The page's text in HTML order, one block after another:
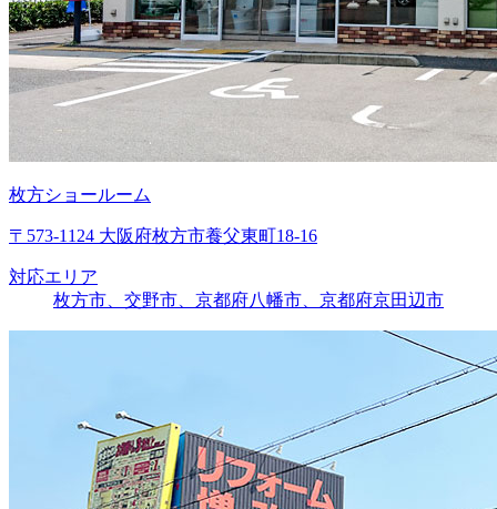
枚方ショールーム
〒573-1124 大阪府枚方市養父東町18-16
対応エリア
枚方市、交野市、京都府八幡市、京都府京田辺市